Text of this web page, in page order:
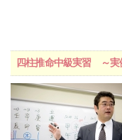
四柱推命中級実習 ～実